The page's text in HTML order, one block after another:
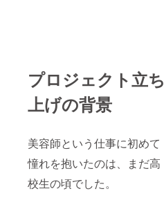
プロジェクト立ち
上げの背景
美容師という仕事に初めて
憧れを抱いたのは、まだ高
校生の頃でした。